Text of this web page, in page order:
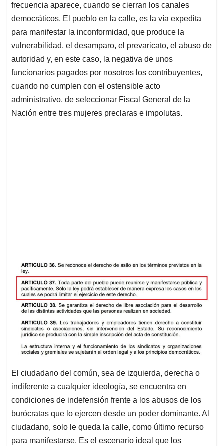
frecuencia aparece, cuando se cierran los canales
democráticos. El pueblo en la calle, es la vía expedita
para manifestar la inconformidad, que produce la
vulnerabilidad, el desamparo, el prevaricato, el abuso de
autoridad y, en este caso, la negativa de unos
funcionarios pagados por nosotros los contribuyentes,
cuando no cumplen con el ostensible acto
administrativo, de seleccionar Fiscal General de la
Nación entre tres mujeres preclaras e impolutas.
El ciudadano del común, sea de izquierda, derecha o
indiferente a cualquier ideología, se encuentra en
condiciones de indefensión frente a los abusos de los
burócratas que lo ejercen desde un poder dominante. Al
ciudadano, solo le queda la calle, como último recurso
para manifestarse. Es el escenario ideal que los